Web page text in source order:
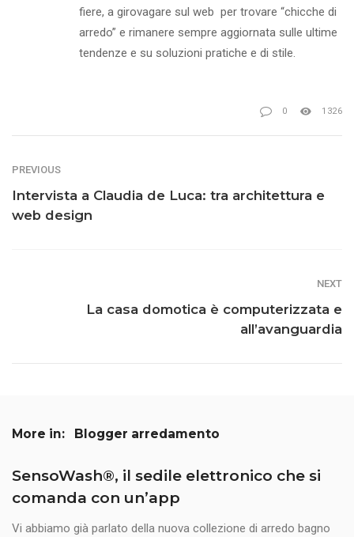
fiere, a girovagare sul web per trovare “chicche di
arredo” e rimanere sempre aggiornata sulle ultime
tendenze e su soluzioni pratiche e di stile.
0 1326
PREVIOUS
Intervista a Claudia de Luca: tra architettura e
web design
NEXT
La casa domotica è computerizzata e
all’avanguardia
More in: Blogger arredamento
SensoWash®, il sedile elettronico che si
comanda con un’app
Vi abbiamo già parlato della nuova collezione di arredo bagno